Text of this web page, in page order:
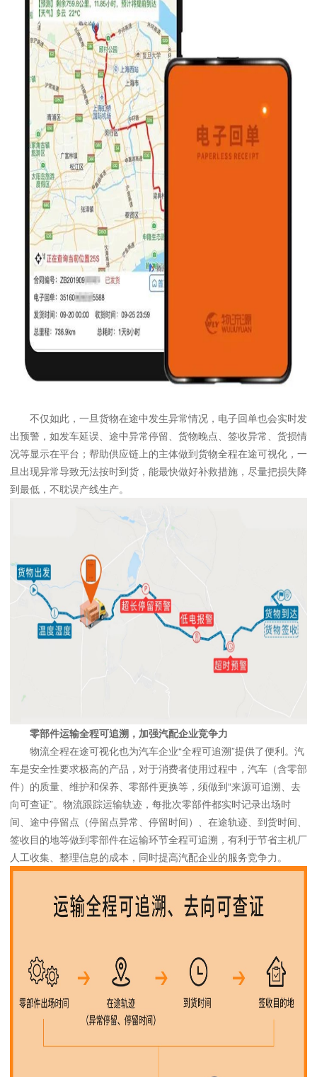
不仅如此，一旦货物在途中发生异常情况，电子回单也会实时发
出预警，如发车延误、途中异常停留、货物晚点、签收异常、货损情
况等显示在平台；帮助供应链上的主体做到货物全程在途可视化，一
旦出现异常导致无法按时到货，能最快做好补救措施，尽量把损失降
到最低，不耽误产线生产。
零部件运输全程可追溯，加强汽配企业竞争力
物流全程在途可视化也为汽车企业“全程可追溯”提供了便利。汽
车是安全性要求极高的产品，对于消费者使用过程中，汽车（含零部
件）的质量、维护和保养、零部件更换等，须做到“来源可追溯、去
向可查证”。物流跟踪运输轨迹，每批次零部件都实时记录出场时
间、途中停留点（停留点异常、停留时间）、在途轨迹、到货时间、
签收目的地等做到零部件在运输环节全程可追溯，有利于节省主机厂
人工收集、整理信息的成本，同时提高汽配企业的服务竞争力。